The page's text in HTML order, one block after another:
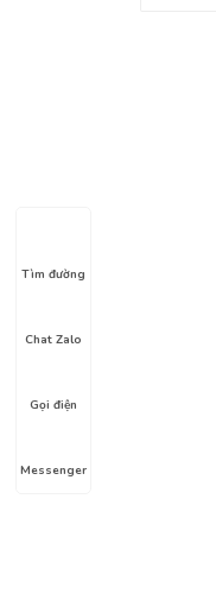
Tìm đường
Chat Zalo
Gọi điện
Messenger